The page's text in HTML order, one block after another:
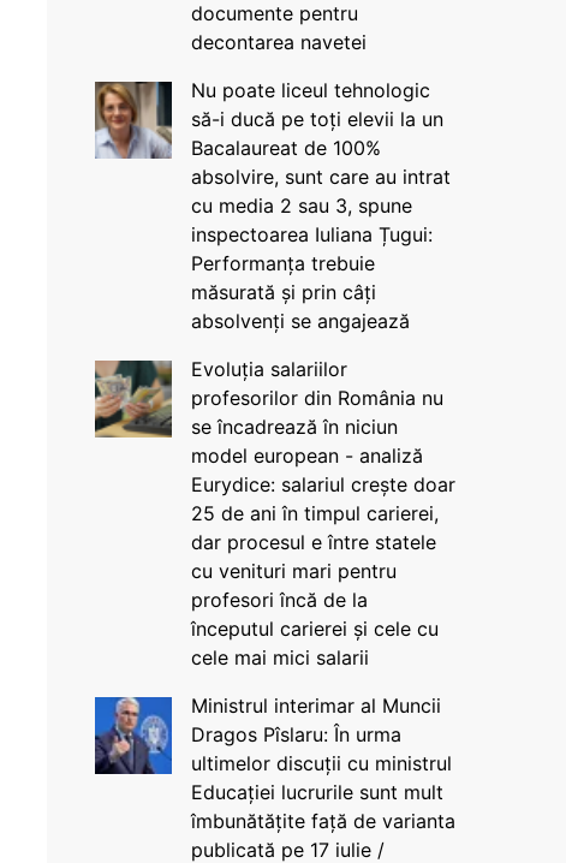
documente pentru
decontarea navetei
Nu poate liceul tehnologic
să-i ducă pe toți elevii la un
Bacalaureat de 100%
absolvire, sunt care au intrat
cu media 2 sau 3, spune
inspectoarea Iuliana Țugui:
Performanța trebuie
măsurată și prin câți
absolvenți se angajează
Evoluția salariilor
profesorilor din România nu
se încadrează în niciun
model european - analiză
Eurydice: salariul crește doar
25 de ani în timpul carierei,
dar procesul e între statele
cu venituri mari pentru
profesori încă de la
începutul carierei și cele cu
cele mai mici salarii
Ministrul interimar al Muncii
Dragos Pîslaru: În urma
ultimelor discuții cu ministrul
Educației lucrurile sunt mult
îmbunătățite față de varianta
publicată pe 17 iulie /